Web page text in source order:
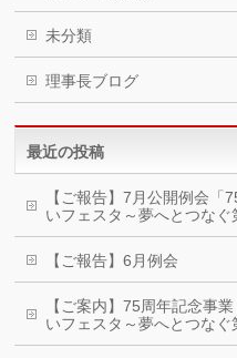
未分類
理事長ブログ
最近の投稿
【ご報告】7月公開例会「
いフェスタ～夢へとつなぐ
【ご報告】6月例会
【ご案内】75周年記念事
いフェスタ～夢へとつな